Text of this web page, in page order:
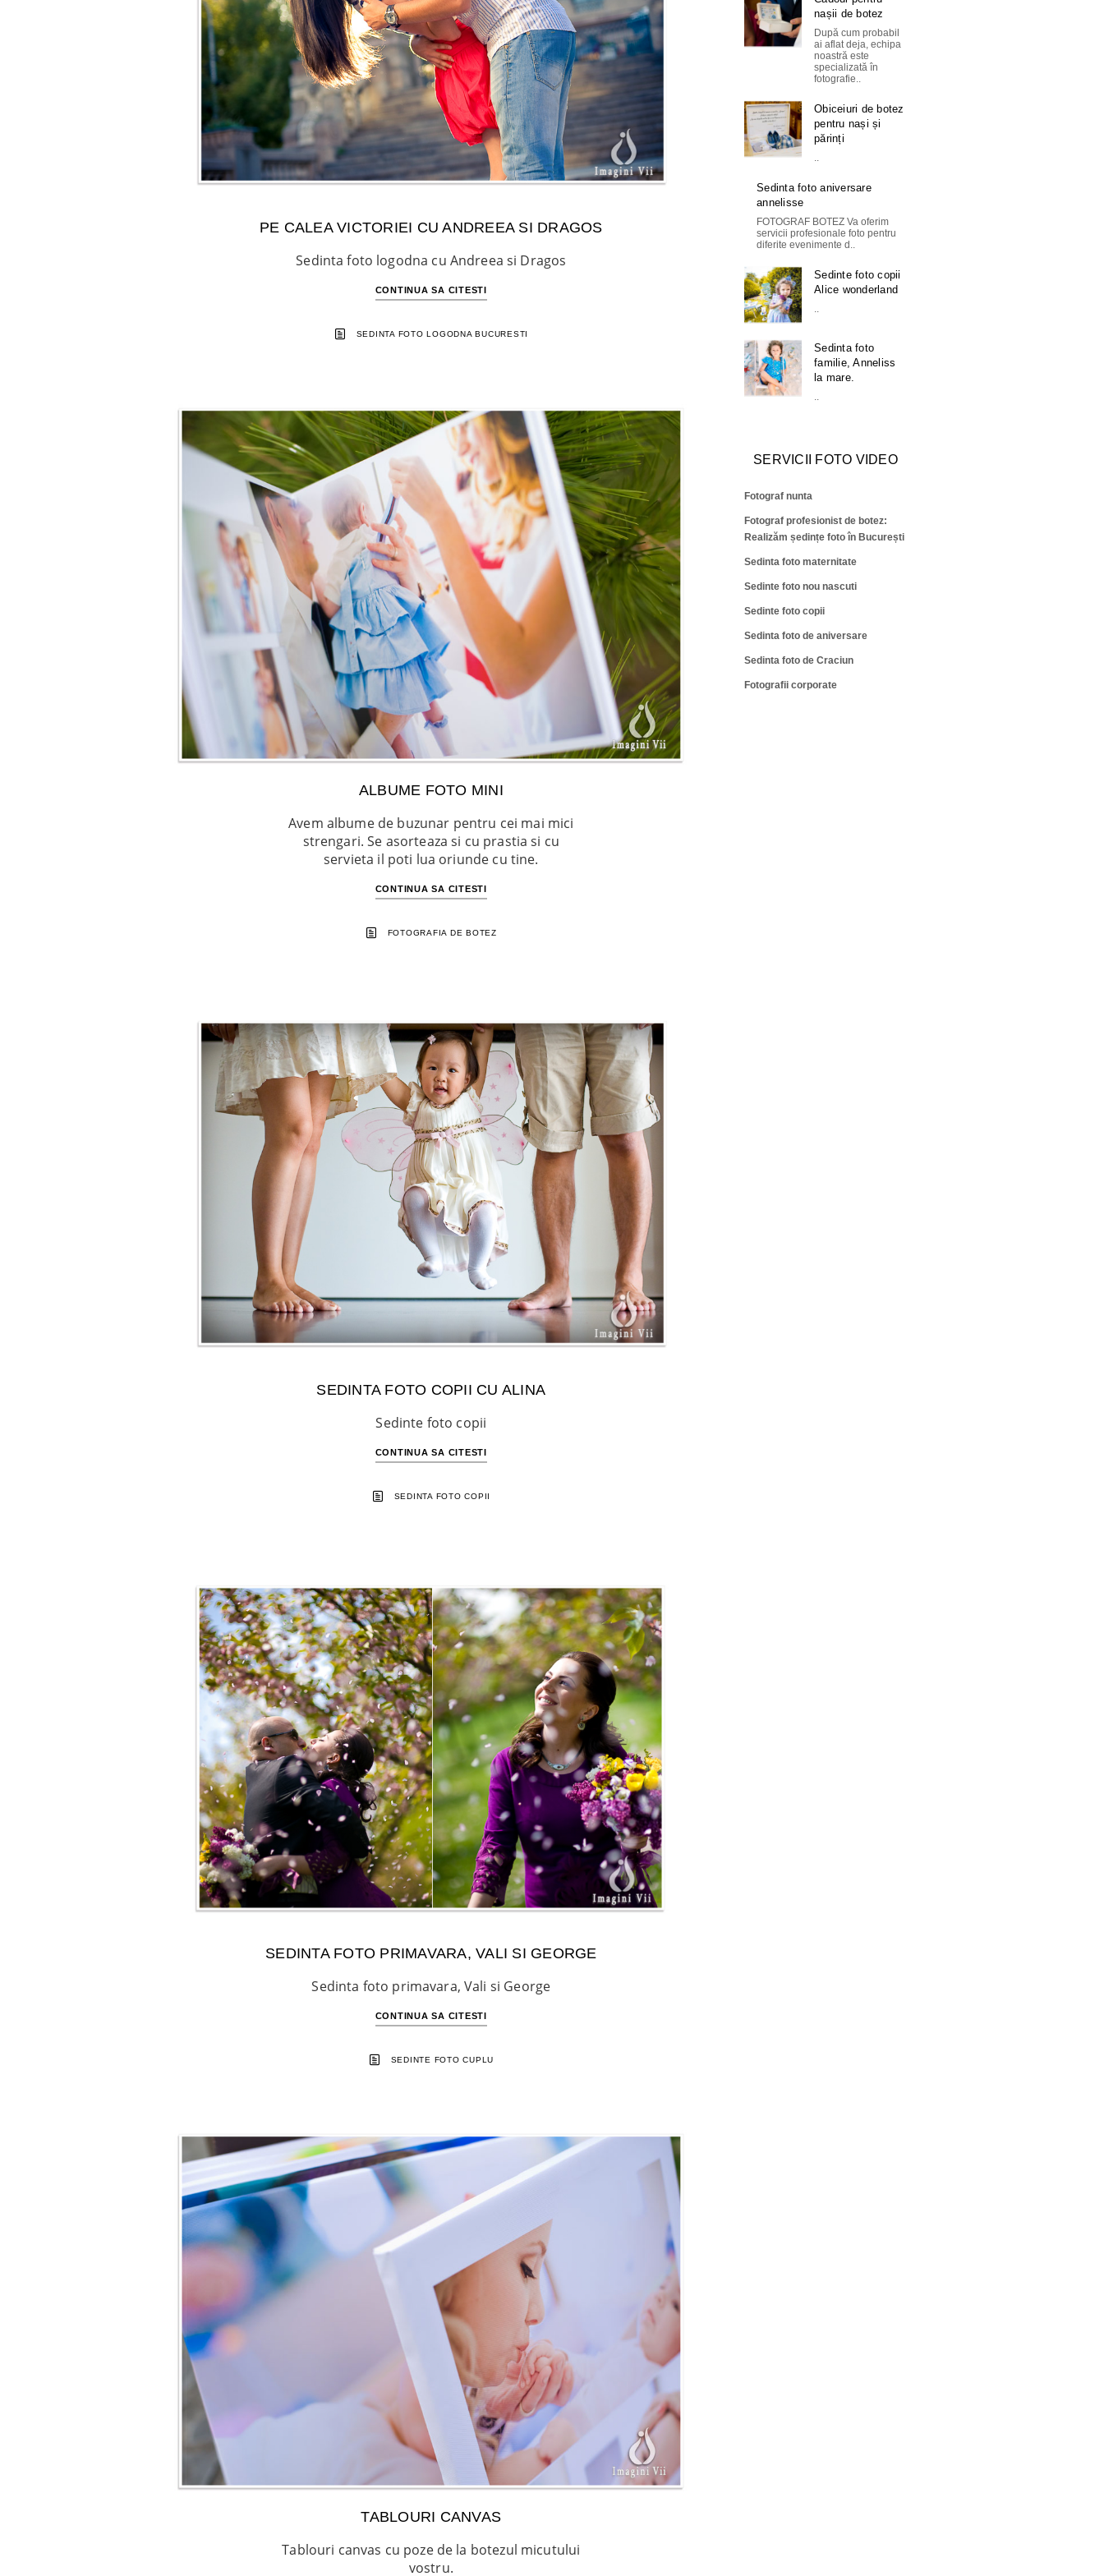
PE CALEA VICTORIEI CU ANDREEA SI DRAGOS
Sedinta foto logodna cu Andreea si Dragos
CONTINUA SA CITESTI
SEDINTA FOTO LOGODNA BUCURESTI
ALBUME FOTO MINI
Avem albume de buzunar pentru cei mai mici
strengari. Se asorteaza si cu prastia si cu
servieta il poti lua oriunde cu tine.
CONTINUA SA CITESTI
FOTOGRAFIA DE BOTEZ
SEDINTA FOTO COPII CU ALINA
Sedinte foto copii
CONTINUA SA CITESTI
SEDINTA FOTO COPII
SEDINTA FOTO PRIMAVARA, VALI SI GEORGE
Sedinta foto primavara, Vali si George
CONTINUA SA CITESTI
SEDINTE FOTO CUPLU
TABLOURI CANVAS
Tablouri canvas cu poze de la botezul micutului
vostru.
nașii de botez
După cum probabil
ai aflat deja, echipa
noastră este
specializată în
fotografie..
Obiceiuri de botez
pentru nași și
părinți
..
Sedinta foto aniversare
annelisse
FOTOGRAF BOTEZ Va oferim
servicii profesionale foto pentru
diferite evenimente d..
Sedinte foto copii
Alice wonderland
..
Sedinta foto
familie, Anneliss
la mare.
..
SERVICII FOTO VIDEO
Fotograf nunta
Fotograf profesionist de botez:
Realizăm ședințe foto în București
Sedinta foto maternitate
Sedinte foto nou nascuti
Sedinte foto copii
Sedinta foto de aniversare
Sedinta foto de Craciun
Fotografii corporate